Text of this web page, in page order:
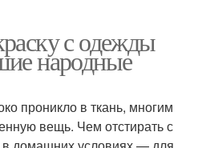
с одежды
народные
проникло в ткань, многим
вещь. Чем отстирать с